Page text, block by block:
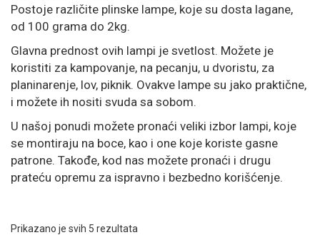
Postoje različite plinske lampe, koje su dosta lagane,
od 100 grama do 2kg.
Glavna prednost ovih lampi je svetlost. Možete je
koristiti za kampovanje, na pecanju, u dvoristu, za
planinarenje, lov, piknik. Ovakve lampe su jako praktične,
i možete ih nositi svuda sa sobom.
U našoj ponudi možete pronaći veliki izbor lampi, koje
se montiraju na boce, kao i one koje koriste gasne
patrone. Takođe, kod nas možete pronaći i drugu
prateću opremu za ispravno i bezbedno korišćenje.
Prikazano je svih 5 rezultata